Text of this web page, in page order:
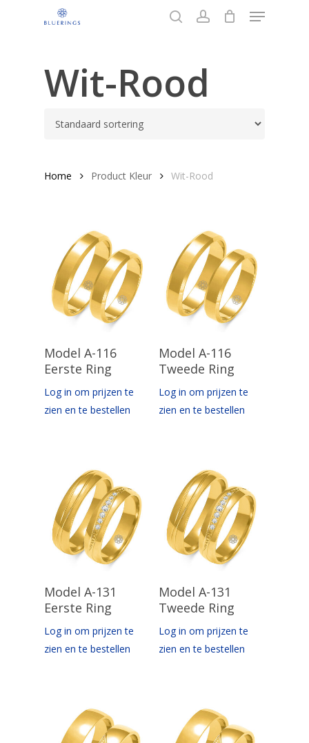
Menu
Wit-Rood
Home Product Kleur Wit-Rood
Opties Selecteren
Model A-116
Eerste Ring
Log in om prijzen te
zien en te bestellen
Opties Selecteren
Model A-116
Tweede Ring
Log in om prijzen te
zien en te bestellen
Opties Selecteren
Model A-131
Eerste Ring
Log in om prijzen te
zien en te bestellen
Opties Selecteren
Model A-131
Tweede Ring
Log in om prijzen te
zien en te bestellen